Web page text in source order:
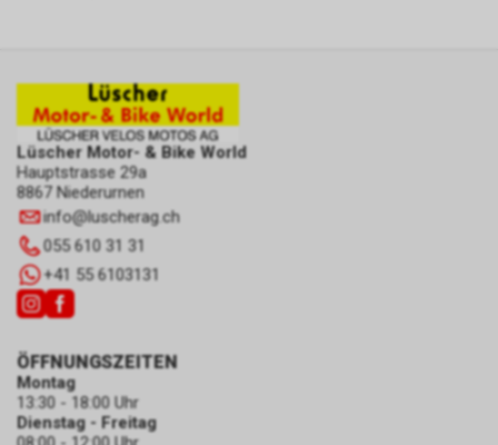
Lüscher Motor- & Bike World
Hauptstrasse 29a
8867 Niederurnen
info@luscherag.ch
055 610 31 31
+41 55 6103131
ÖFFNUNGSZEITEN
Montag
13:30 - 18:00 Uhr
Dienstag - Freitag